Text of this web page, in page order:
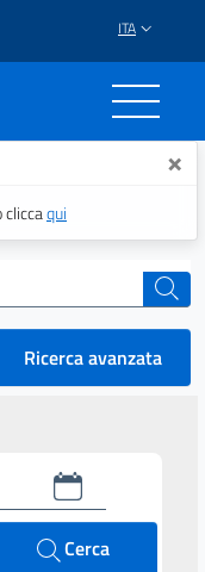
ITA
×
cliccaqui
cerca
Ricerca avanzata
Cerca